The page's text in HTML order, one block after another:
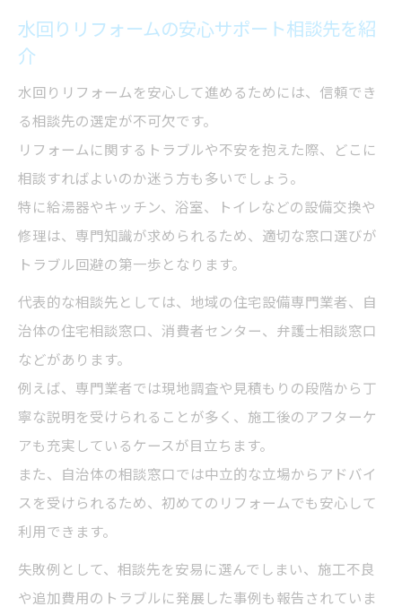
水回りリフォームの安心サポート相談先を紹
介
水回りリフォームを安心して進めるためには、信頼でき
る相談先の選定が不可欠です。
リフォームに関するトラブルや不安を抱えた際、どこに
相談すればよいのか迷う方も多いでしょう。
特に給湯器やキッチン、浴室、トイレなどの設備交換や
修理は、専門知識が求められるため、適切な窓口選びが
トラブル回避の第一歩となります。
代表的な相談先としては、地域の住宅設備専門業者、自
治体の住宅相談窓口、消費者センター、弁護士相談窓口
などがあります。
例えば、専門業者では現地調査や見積もりの段階から丁
寧な説明を受けられることが多く、施工後のアフターケ
アも充実しているケースが目立ちます。
また、自治体の相談窓口では中立的な立場からアドバイ
スを受けられるため、初めてのリフォームでも安心して
利用できます。
失敗例として、相談先を安易に選んでしまい、施工不良
や追加費用のトラブルに発展した事例も報告されていま